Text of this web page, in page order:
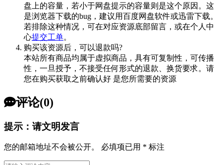
盘上的容量，若小于网盘提示的容量则是这个原因。这
是浏览器下载的bug，建议用百度网盘软件或迅雷下载。
若排除这种情况，可在对应资源底部留言，或在个人中
心提交工单。
购买该资源后，可以退款吗?
本站所有商品均属于虚拟商品，具有可复制性，可传播
性，一旦授予，不接受任何形式的退款、换货要求。请
您在购买获取之前确认好 是您所需要的资源
评论(0)
提示：请文明发言
您的邮箱地址不会被公开。 必填项已用 * 标注